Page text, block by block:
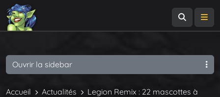
Accueil Actualités
Legion Remix : 22 mascottes à
Ouvrir la sidebar